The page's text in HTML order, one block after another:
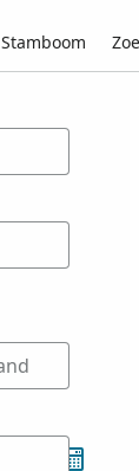
Stamboom